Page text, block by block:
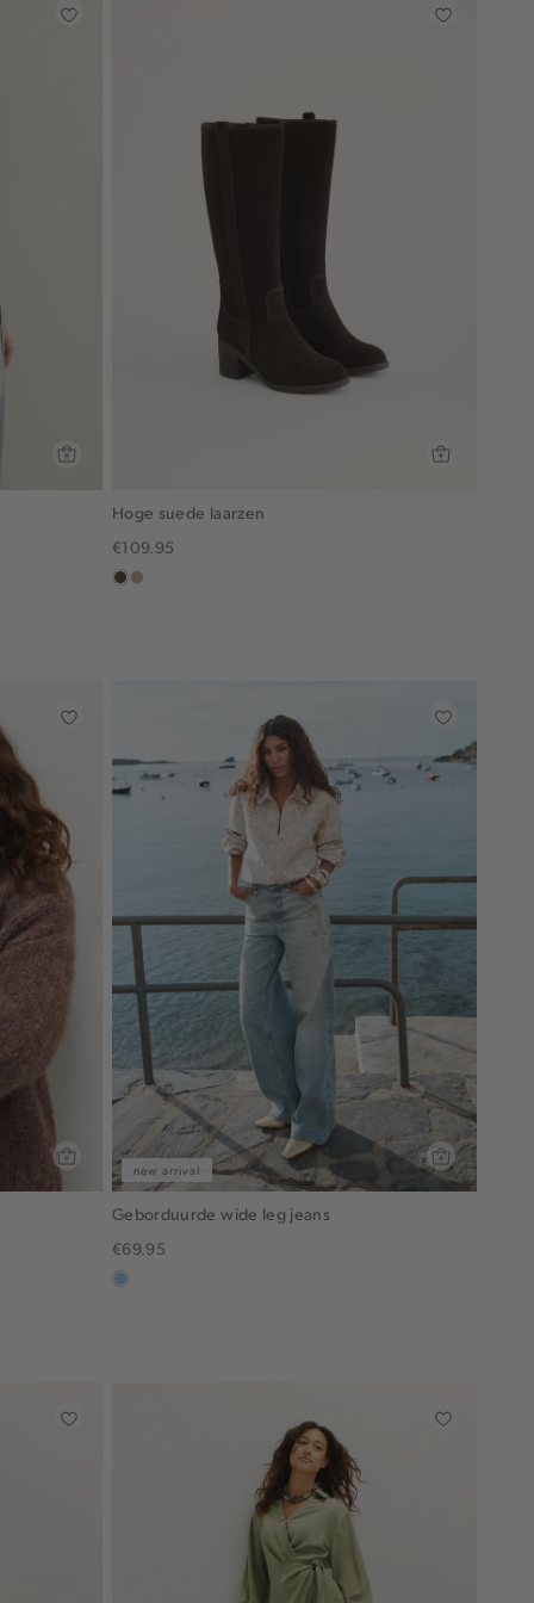
Hoge suede laarzen
€109.95
donkerbruin
zand
new arrival
Geborduurde wide leg jeans
€69.95
blauw,